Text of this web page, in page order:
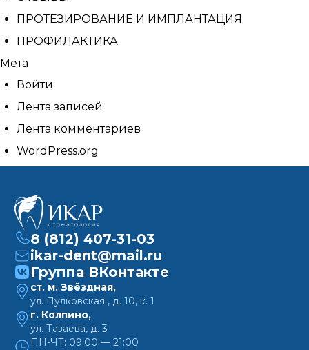
ПРОТЕЗИРОВАНИЕ И ИМПЛАНТАЦИЯ
ПРОФИЛАКТИКА
Мета
Войти
Лента записей
Лента комментариев
WordPress.org
8 (812) 407-31-03
ikar-dent@mail.ru
Группа ВКонтакте
ст. м. Звёздная,
ул. Пулковская , д. 10, к. 1
г. Колпино,
ул. Тазаева, д. 3
ПН-ЧТ: 09:00 — 21:00